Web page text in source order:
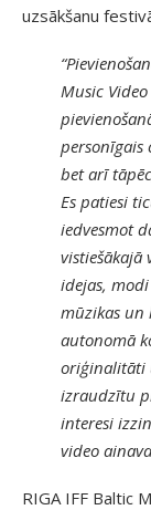
uzsākšanu
Music
personīgais
bet arī
Es patiesi
iedvesmot
vistiešākajā
idejas,
mūzikas un
autonomā
oriģinalitāti
izraudzītu
interesi
video
RIGA IFF Baltic